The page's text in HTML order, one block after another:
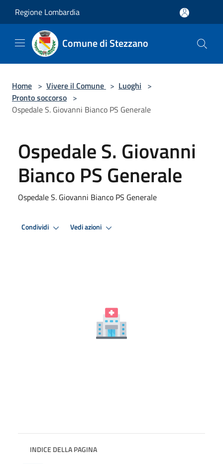
Regione Lombardia
Comune di Stezzano
Home > Vivere il Comune > Luoghi >
Pronto soccorso >
Ospedale S. Giovanni Bianco PS Generale
Ospedale S. Giovanni
Bianco PS Generale
Ospedale S. Giovanni Bianco PS Generale
Condividi Vedi azioni
INDICE DELLA PAGINA